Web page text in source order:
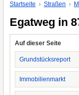
Startseite Straßen
Egatweg in
Auf dieser Seite
Grundstücksreport
Immobilienmarkt